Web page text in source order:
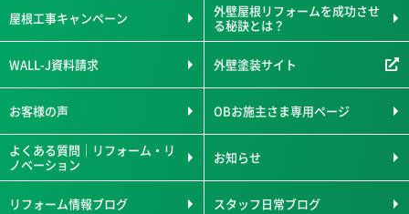
屋根工事キャンペーン
外壁屋根リフォームを成功させ
る秘訣とは？
WALL-J資料請求 外壁塗装サイト
お客様の声 OBお施主さま専用ページ
よくある質問｜リフォーム・リ
ノベーション
お知らせ
リフォーム情報ブログ スタッフ日常ブログ